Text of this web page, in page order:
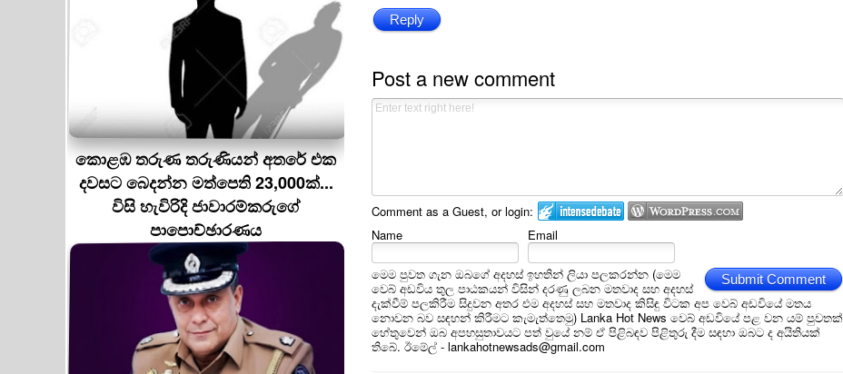
කොළඹ තරුණ තරුණියන් අතරේ එක
දවසට බෙදන්න මත්පෙති 23,000ක්...
විසි හැවිරිදි ජාවාරම්කරුගේ
පාපොච්ඡාරණය
Reply
Post a new comment
Comment as a Guest, or login:
Name
Email
Submit Comment
මෙම පුවත ගැන ඔබගේ අදහස් ඉහතින් ලියා පලකරන්න (මෙම
වෙබ් අඩවිය තුල පාඨකයන් විසින් දරණු ලබන මතවාද සහ අදහස්
දැක්වීම් පලකිරීම සිදුවන අතර එම අදහස් සහ මතවාද කිසිඳු විටක අප වෙබ් අඩවියේ මතය
නොවන බව සඳහන් කිරීමට කැමැත්තෙමු) Lanka Hot News වෙබ් අඩවියේ පළ වන යම් පුවතක්
හේතුවෙන් ඔබ අපහසුතාවයට පත් වුයේ නම් ඒ පිළිබඳව පිළිතුරු දීම සඳහා ඔබට ද අයිතියක්
තිබේ. ඊමේල් - lankahotnewsads@gmail.com